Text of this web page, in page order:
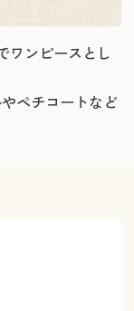
ワンピースとし
ペチコートなど